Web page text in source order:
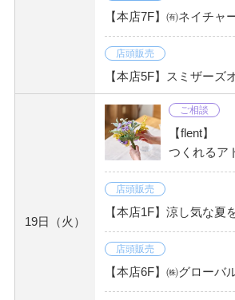
【本店7F】㈲ネイチ
店頭販売
【本店5F】スミザー
19日 （火）
ご相談
【flent】
つくれるア
店頭販売
【本店1F】涼し気な夏
店頭販売
【本店6F】㈱グロー